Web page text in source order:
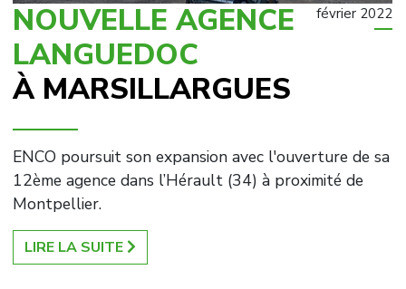
février 2022
NOUVELLE AGENCE
LANGUEDOC
À MARSILLARGUES
ENCO poursuit son expansion avec l'ouverture de sa
12ème agence dans l’Hérault (34) à proximité de
Montpellier.
LIRE LA SUITE